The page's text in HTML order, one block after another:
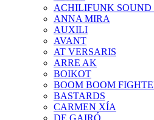
ACHILIFUNK SOUND
ANNA MIRA
AUXILI
AVANT
AT VERSARIS
ARRE AK
BOIKOT
BOOM BOOM
BASTARDS
CARMEN XÍA
DE GAIRÓ